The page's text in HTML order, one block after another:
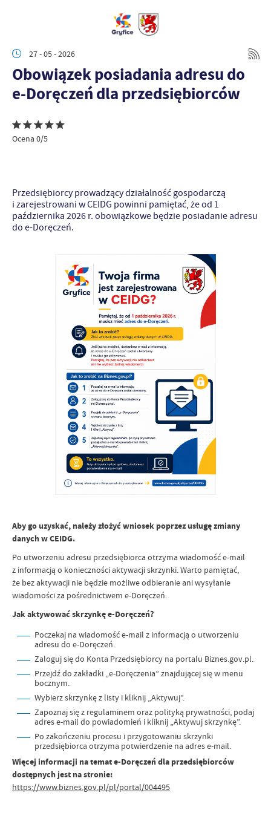
27 - 05 - 2026
Obowiązek posiadania adresu do
e-Doręczeń dla przedsiębiorców
Ocena 0/5
Przedsiębiorcy prowadzący działalność gospodarczą
i zarejestrowani w CEIDG powinni pamiętać, że od 1
października 2026 r. obowiązkowe będzie posiadanie adresu
do e-Doręczeń.
Aby go uzyskać, należy złożyć wniosek poprzez usługę zmiany
danych w CEIDG.
Po utworzeniu adresu przedsiębiorca otrzyma wiadomość e-mail
z informacją o konieczności aktywacji skrzynki. Warto pamiętać,
że bez aktywacji nie będzie możliwe odbieranie ani wysyłanie
wiadomości za pośrednictwem e-Doręczeń.
Jak aktywować skrzynkę e-Doręczeń?
Poczekaj na wiadomość e-mail z informacją o utworzeniu
adresu do e-Doręczeń.
Zaloguj się do Konta Przedsiębiorcy na portalu Biznes.gov.pl.
Przejdź do zakładki „e-Doręczenia” znajdującej się w menu
bocznym.
Wybierz skrzynkę z listy i kliknij „Aktywuj”.
Zapoznaj się z regulaminem oraz polityką prywatności, podaj
adres e-mail do powiadomień i kliknij „Aktywuj skrzynkę”.
Po zakończeniu procesu i przygotowaniu skrzynki
przedsiębiorca otrzyma potwierdzenie na adres e-mail.
Więcej informacji na temat e-Doręczeń dla przedsiębiorców
dostępnych jest na stronie:
https://www.biznes.gov.pl/pl/portal/004495